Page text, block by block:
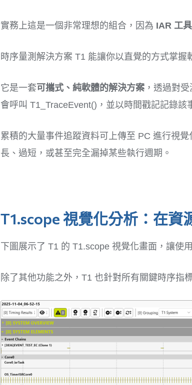
實務上這是一個非常理想的組合，因為 IAR 工
時序量測解決方案 T1 能讓你以直覺的方式掌握
它是一套可攜式、純軟體的解決方案 ，透過對
會呼叫 T1_TraceEvent()，並以時間戳記記錄該
累積的大量事件追蹤資料可上傳至 PC 進行視
長、過短，或甚至完全漏掉某些執行週期。
T1.scope 視覺化分析：在
下圖展示了 T1 的 T1.scope 視覺化畫面，讓使
除了其他功能之外，T1 也針對所有關鍵時序指